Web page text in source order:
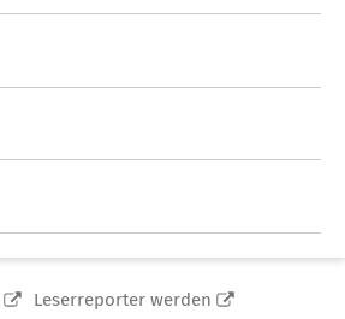
Leserreporter werden